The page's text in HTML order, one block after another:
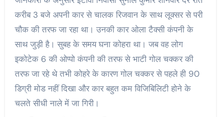
करीब 3 बजे अपनी कार से चालक रिजवान के साथ लूक्सर से परी
चौक की तरफ जा रहा था। उनकी कार ओला टैक्सी कंपनी के
साथ जुड़ी है। सुबह के समय घना कोहरा था। जब वह लोग
इकोटेक 6 की ओप्पो कंपनी की तरफ से भाटी गोल चक्कर की
तरफ जा रहे थे तभी कोहरे के कारण गोल चक्कर से पहले ही 90
डिग्री मोड नहीं दिखा और कार बहुत कम विजिबिलिटी होने के
चलते सीधी नाले में जा गिरी।